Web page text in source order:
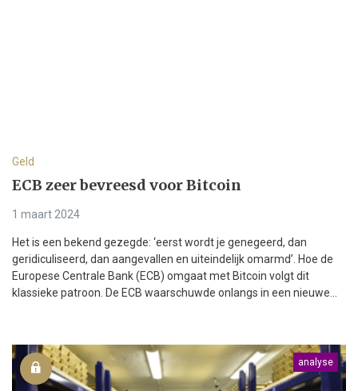
Geld
ECB zeer bevreesd voor Bitcoin
1 maart 2024
Het is een bekend gezegde: ‘eerst wordt je genegeerd, dan
geridiculiseerd, dan aangevallen en uiteindelijk omarmd’. Hoe de
Europese Centrale Bank (ECB) omgaat met Bitcoin volgt dit
klassieke patroon. De ECB waarschuwde onlangs in een nieuwe...
analyse